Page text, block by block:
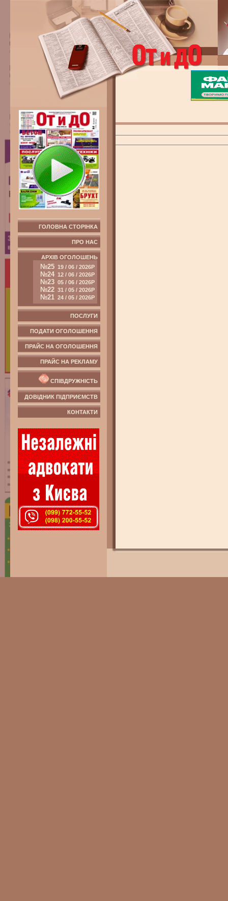
ГОЛОВНА СТОРІНКА
ПРО НАС
АРХІВ ОГОЛОШЕНЬ
№25 19 / 06 / 2026Р
№24 12 / 06 / 2026Р
№23 05 / 06 / 2026Р
№22 31 / 05 / 2026Р
№21 24 / 05 / 2026Р
ПОСЛУГИ
ПОДАТИ ОГОЛОШЕННЯ
ПРАЙС НА ОГОЛОШЕННЯ
ПРАЙС НА РЕКЛАМУ
СПІВДРУЖНІСТЬ
ДОВІДНИК ПІДПРИЄМСТВ
КОНТАКТИ